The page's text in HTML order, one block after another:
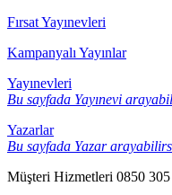
Fırsat Yayınevleri
Kampanyalı Yayınlar
Yayınevleri
Bu sayfada Yayınevi
Yazarlar
Bu sayfada Yazar
Müşteri Hizmetleri 0850